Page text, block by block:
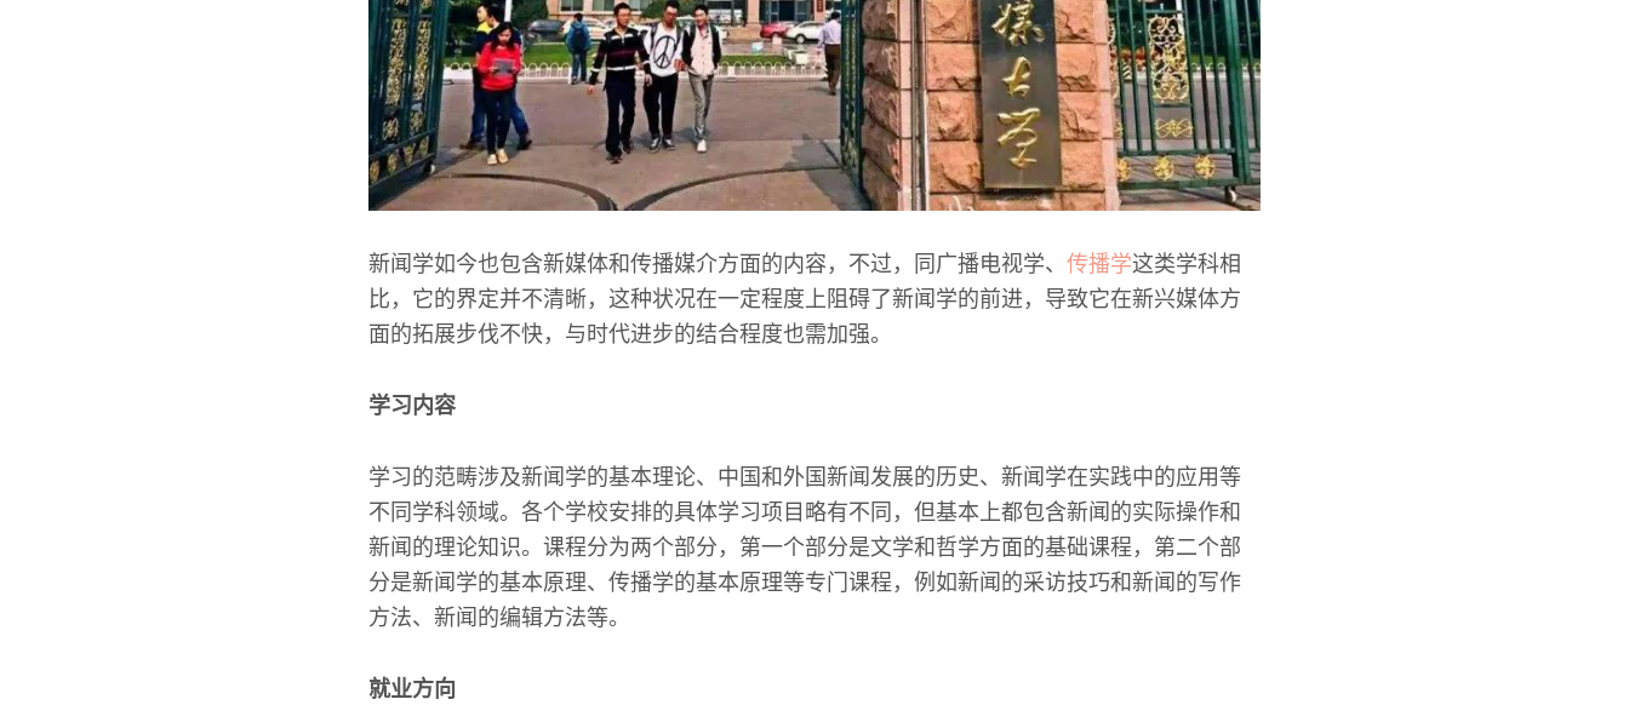
新闻学如今也包含新媒体和传播媒介方面的内容，不过，同广播电视学、 传播学这类学科相
比，它的界定并不清晰，这种状况在一定程度上阻碍了新闻学的前进，导致它在新兴媒体方
面的拓展步伐不快，与时代进步的结合程度也需加强。
学习内容
学习的范畴涉及新闻学的基本理论、中国和外国新闻发展的历史、新闻学在实践中的应用等
不同学科领域。各个学校安排的具体学习项目略有不同，但基本上都包含新闻的实际操作和
新闻的理论知识。课程分为两个部分，第一个部分是文学和哲学方面的基础课程，第二个部
分是新闻学的基本原理、传播学的基本原理等专门课程，例如新闻的采访技巧和新闻的写作
方法、新闻的编辑方法等。
就业方向